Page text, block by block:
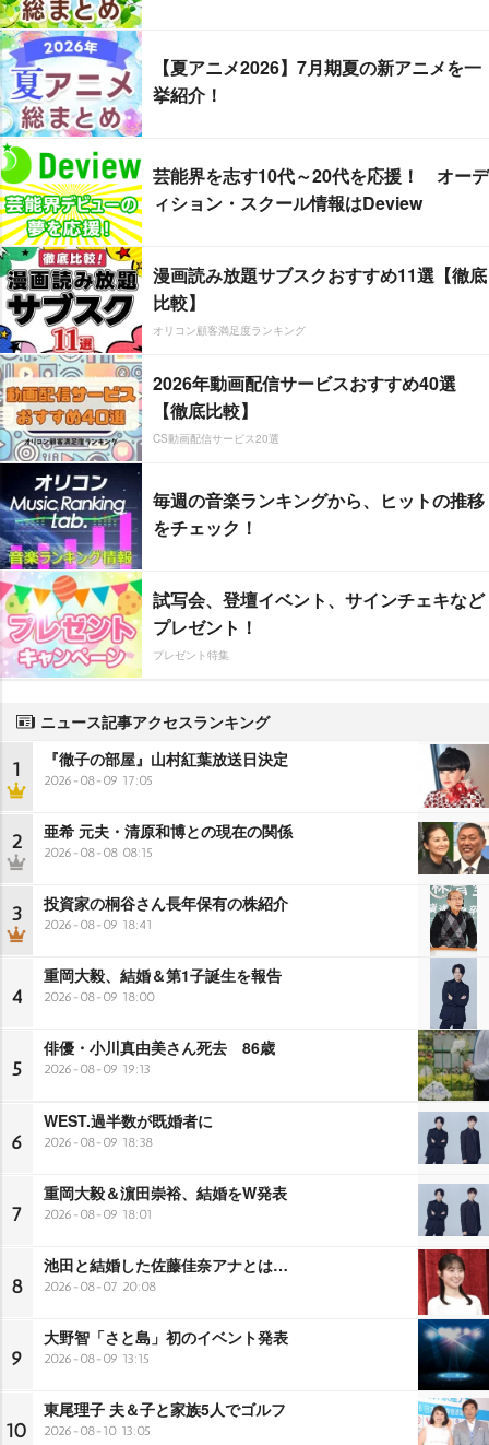
【夏アニメ2026】7月期夏の新アニメを一
挙紹介！
芸能界を志す10代～20代を応援！ オーデ
ィション・スクール情報はDeview
漫画読み放題サブスクおすすめ11選【徹底
比較】
オリコン顧客満足度ランキング
2026年動画配信サービスおすすめ40選
【徹底比較】
CS動画配信サービス20選
毎週の音楽ランキングから、ヒットの推移
をチェック！
試写会、登壇イベント、サインチェキなど
プレゼント！
プレゼント特集
ニュース記事アクセスランキング
1 『徹子の部屋』山村紅葉放送日決定
2026-08-09 17:05
2 亜希 元夫・清原和博との現在の関係
2026-08-08 08:15
3 投資家の桐谷さん長年保有の株紹介
2026-08-09 18:41
4
重岡大毅、結婚＆第1子誕生を報告
2026-08-09 18:00
5
俳優・小川真由美さん死去 86歳
2026-08-09 19:13
6
WEST.過半数が既婚者に
2026-08-09 18:38
7
重岡大毅＆濵田崇裕、結婚をW発表
2026-08-09 18:01
8
池田と結婚した佐藤佳奈アナとは…
2026-08-07 20:08
9
大野智「さと島」初のイベント発表
2026-08-09 13:15
10
東尾理子 夫＆子と家族5人でゴルフ
2026-08-10 13:05